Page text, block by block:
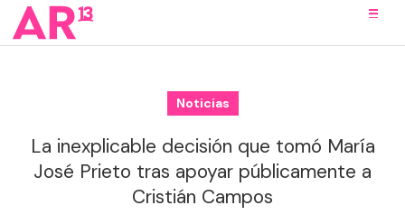
Noticias
La inexplicable decisión que tomó María
José Prieto tras apoyar públicamente a
Cristián Campos